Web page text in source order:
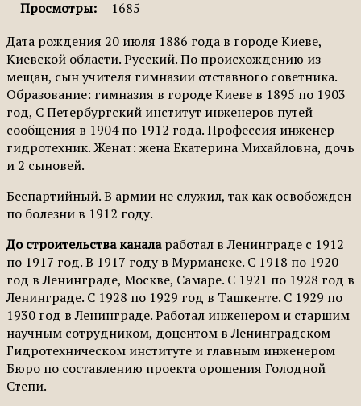
Просмотры:
1685
Дата рождения 20 июля 1886 года в городе Киеве,
Киевской области. Русский. По происхождению из
мещан, сын учителя гимназии отставного советника.
Образование: гимназия в городе Киеве в 1895 по 1903
год, С Петербургский институт инженеров путей
сообщения в 1904 по 1912 года. Профессия инженер
гидротехник. Женат: жена Екатерина Михайловна, дочь
и 2 сыновей.
Беспартийный. В армии не служил, так как освобожден
по болезни в 1912 году.
До строительства каналаработал в Ленинграде с 1912
по 1917 год. В 1917 году в Мурманске. С 1918 по 1920
год в Ленинграде, Москве, Самаре. С 1921 по 1928 год в
Ленинграде. С 1928 по 1929 год в Ташкенте. С 1929 по
1930 год в Ленинграде. Работал инженером и старшим
научным сотрудником, доцентом в Ленинградском
Гидротехническом институте и главным инженером
Бюро по составлению проекта орошения Голодной
Степи.